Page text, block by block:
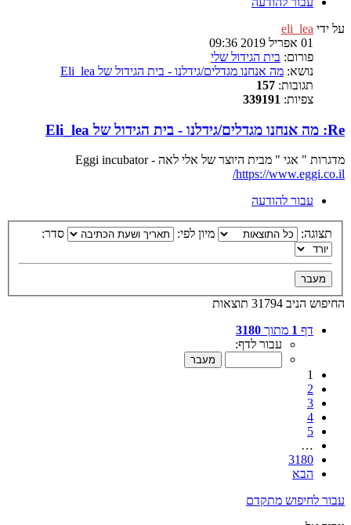
על ידי eli_lea
01 אפריל 2019 09:36
פורום: בית הגידול שלי
נושא: מה אנחנו מגדלים/גידלנו - בית הגידול של Eli_lea
תגובות: 157
צפיות: 339191
Re: מה אנחנו מגדלים/גידלנו - בית הגידול של Eli_lea
מדגרות " אגי " מבית היוצר של אלי לאה - Eggi incubator
https://www.eggi.co.il/
עבור להודעה
תצוגה: מיון לפי: סדר:
החיפוש הניב 31794 תוצאות
דף 1 מתוך 3180
עבור לדף:
1
2
3
4
5
…
3180
הבא
עבור לחיפוש מתקדם